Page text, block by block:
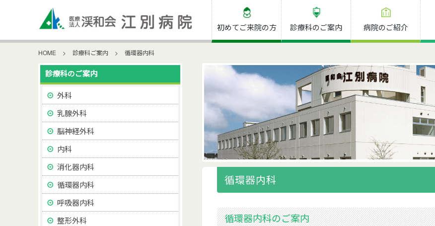
初めてご来院の方 診療科のご案内 病院のご紹介
HOME > 診療科ご案内 > 循環器内科
循環器内科
循環器内科のご案内
診療科のご案内
外科
乳腺外科
脳神経外科
内科
消化器内科
循環器内科
呼吸器内科
整形外科